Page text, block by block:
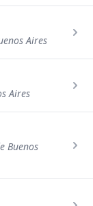
Aires
Aires
Buenos